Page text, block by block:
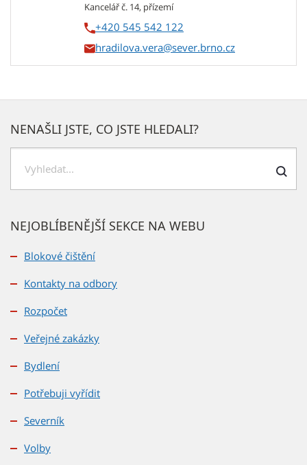
Kancelář č. 14, přízemí
+420 545 542 122
hradilova.vera
NEJOBLÍBENĚJŠÍ SEKCE NA WEBU
Blokové čištění
Kontakty na odbory
Rozpočet
Veřejné zakázky
Bydlení
Potřebuji vyřídit
Severník
Volby
NENAŠLI JSTE, CO JSTE HLEDALI?